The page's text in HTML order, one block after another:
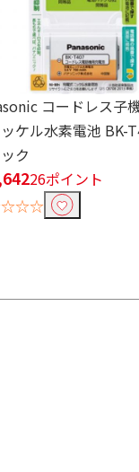
コードレス子
ケル水素電池 BK-
ク
26ポイント